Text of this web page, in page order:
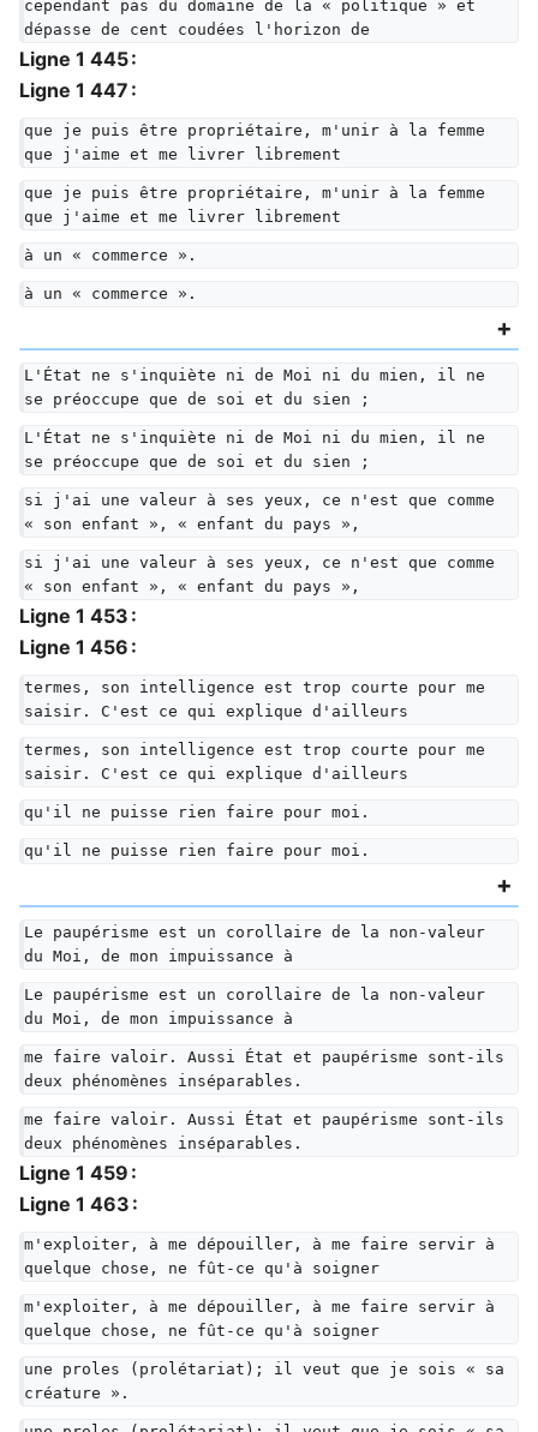
cependant pas du domaine de la « politique » et
dépasse de cent coudées l'horizon de
Ligne 1 445 :
Ligne 1 447 :
que je puis être propriétaire, m'unir à la femme
que j'aime et me livrer librement
que je puis être propriétaire, m'unir à la femme
que j'aime et me livrer librement
à un « commerce ».
à un « commerce ».
L'État ne s'inquiète ni de Moi ni du mien, il ne
se préoccupe que de soi et du sien ;
L'État ne s'inquiète ni de Moi ni du mien, il ne
se préoccupe que de soi et du sien ;
si j'ai une valeur à ses yeux, ce n'est que comme
« son enfant », « enfant du pays »,
si j'ai une valeur à ses yeux, ce n'est que comme
« son enfant », « enfant du pays »,
Ligne 1 453 :
Ligne 1 456 :
termes, son intelligence est trop courte pour me
saisir. C'est ce qui explique d'ailleurs
termes, son intelligence est trop courte pour me
saisir. C'est ce qui explique d'ailleurs
qu'il ne puisse rien faire pour moi.
qu'il ne puisse rien faire pour moi.
Le paupérisme est un corollaire de la non-valeur
du Moi, de mon impuissance à
Le paupérisme est un corollaire de la non-valeur
du Moi, de mon impuissance à
me faire valoir. Aussi État et paupérisme sont-ils
deux phénomènes inséparables.
me faire valoir. Aussi État et paupérisme sont-ils
deux phénomènes inséparables.
Ligne 1 459 :
Ligne 1 463 :
m'exploiter, à me dépouiller, à me faire servir à
quelque chose, ne fût-ce qu'à soigner
m'exploiter, à me dépouiller, à me faire servir à
quelque chose, ne fût-ce qu'à soigner
une proles (prolétariat); il veut que je sois « sa
créature ».